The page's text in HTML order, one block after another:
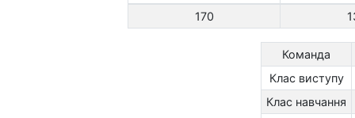
170
Команда
Клас виступу
Клас навчання